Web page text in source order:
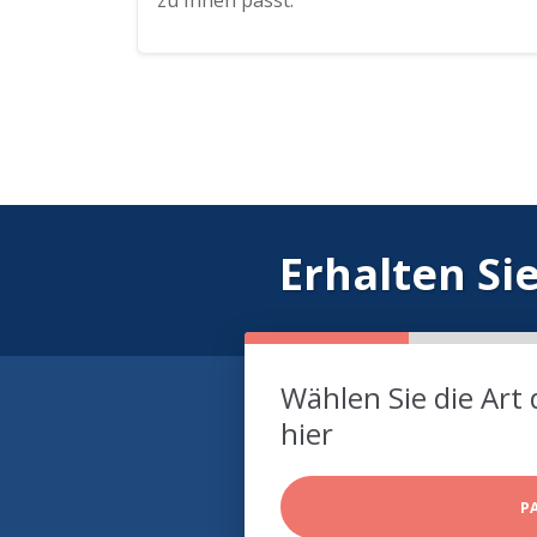
Erhalten
Wählen Sie die Art
hier